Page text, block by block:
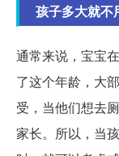
孩子多大就不
通常来说，宝宝
了这个年龄，大
受，当他们想去
家长。所以，当